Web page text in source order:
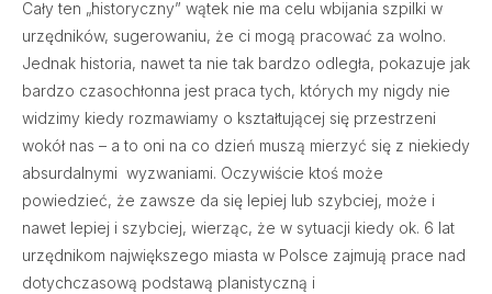
Cały ten „historyczny” wątek nie ma celu wbijania szpilki w
urzędników, sugerowaniu, że ci mogą pracować za wolno.
Jednak historia, nawet ta nie tak bardzo odległa, pokazuje jak
bardzo czasochłonna jest praca tych, których my nigdy nie
widzimy kiedy rozmawiamy o kształtującej się przestrzeni
wokół nas – a to oni na co dzień muszą mierzyć się z niekiedy
absurdalnymi wyzwaniami. Oczywiście ktoś może
powiedzieć, że zawsze da się lepiej lub szybciej, może i
nawet lepiej i szybciej, wierząc, że w sytuacji kiedy ok. 6 lat
urzędnikom największego miasta w Polsce zajmują prace nad
dotychczasową podstawą planistyczną i